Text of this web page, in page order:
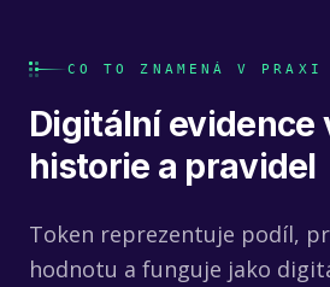
CO TO ZNAMENÁ V PRAXI
Digitální
historie a pravidel
Token reprezentuje podíl,
hodnotu a funguje jako